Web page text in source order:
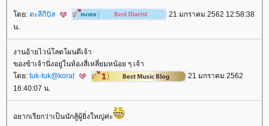
ดย: ตะลีกีปัส
21 มกราคม 2562 12:58:38
น.
งานอ้ายไวน์โลดโผนดีเจ้า
ของข้าเจ้านิ่งอยู่ในห้องสี่เหลี่ยมหน้อย ๆ เจ้า
ดย: tuk-tuk@korat
21 มกราคม 2562
16:40:07 น.
อยากเรียกว่าเป็นนักสู้ผู้ยิ่งใหญ่ค่ะ